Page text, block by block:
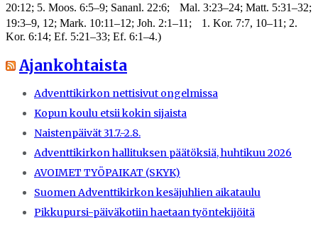
20:12; 5. Moos. 6:5–9; Sananl. 22:6; Mal. 3:23–24; Matt. 5:31–32;
19:3–9, 12; Mark. 10:11–12; Joh. 2:1–11; 1. Kor. 7:7, 10–11; 2.
Kor. 6:14; Ef. 5:21–33; Ef. 6:1–4.)
Ajankohtaista
Adventtikirkon nettisivut ongelmissa
Kopun koulu etsii kokin sijaista
Naistenpäivät 31.7.-2.8.
Adventtikirkon hallituksen päätöksiä, huhtikuu 2026
AVOIMET TYÖPAIKAT (SKYK)
Suomen Adventtikirkon kesäjuhlien aikataulu
Pikkupursi-päiväkotiin haetaan työntekijöitä